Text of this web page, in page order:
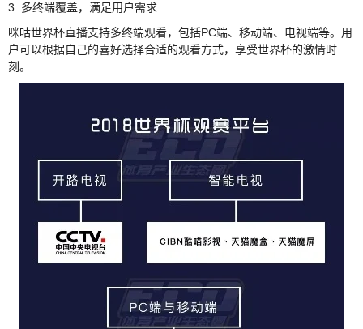
3. 多终端覆盖，满足用户需求
咪咕世界杯直播支持多终端观看，包括PC端、移动端、电视端等。用
户可以根据自己的喜好选择合适的观看方式，享受世界杯的激情时
刻。